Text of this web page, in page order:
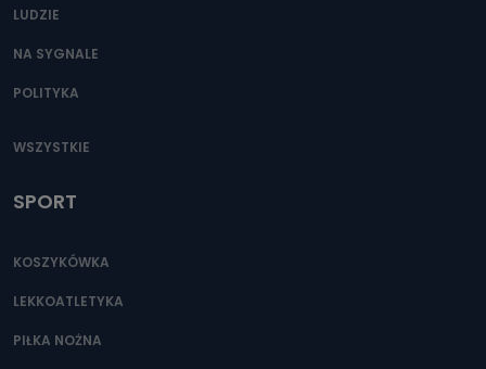
LUDZIE
NA SYGNALE
POLITYKA
WSZYSTKIE
SPORT
KOSZYKÓWKA
LEKKOATLETYKA
PIŁKA NOŻNA